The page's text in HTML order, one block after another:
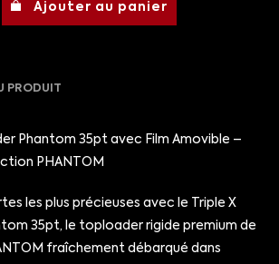
Ajouter au panier
PRODUIT
Phantom 35pt avec Film Amovible –
PHANTOM
les plus précieuses avec le Triple X
35pt, le toploader rigide premium de
fraîchement débarqué dans